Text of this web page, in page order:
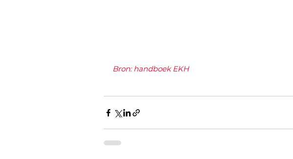
Bron: handboek EKH